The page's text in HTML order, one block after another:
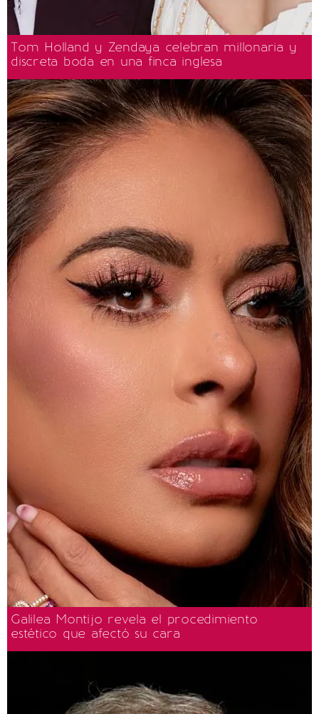
Tom Holland y Zendaya celebran millonaria y
discreta boda en una finca inglesa
Galilea Montijo revela el procedimiento
estético que afectó su cara